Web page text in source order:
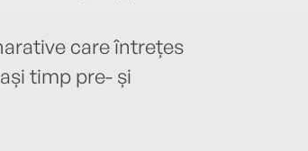
care întrețes
timp pre- și